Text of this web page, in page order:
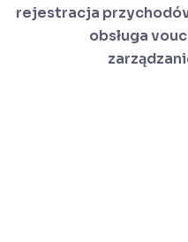
rejestracja
obsługa